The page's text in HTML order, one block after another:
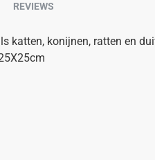
REVIEWS
katten, konijnen, ratten en